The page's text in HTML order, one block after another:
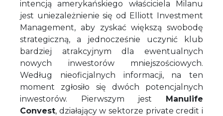
intencją amerykańskiego właściciela Milanu
jest uniezależnienie się od Elliott Investment
Management, aby zyskać większą swobodę
strategiczną, a jednocześnie uczynić klub
bardziej atrakcyjnym dla ewentualnych
nowych inwestorów mniejszościowych.
Według nieoficjalnych informacji, na ten
moment zgłosiło się dwóch potencjalnych
inwestorów. Pierwszym jest Manulife
Convest, działający w sektorze private credit i